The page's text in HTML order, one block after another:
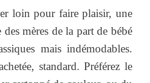
loin pour faire plaisir, une
mères de la part de bébé
mais indémodables.
standard. Préférez le